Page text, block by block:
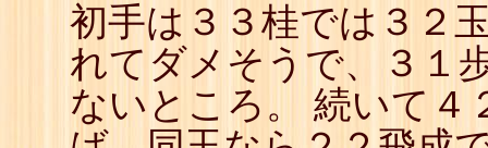
25☗
詰
初手は３３桂では３２
れてダメそうで、３１
ないところ。 続いて４